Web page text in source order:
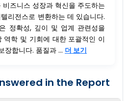
즈니스 성장과 혁신을 주도하는
리전스로 변환하는 데 있습니다.
정확성, 깊이 및 업계 관련성을
역학 및 기회에 대한 포괄적인 이
장합니다. 품질과 ... 더 보기
in the Report